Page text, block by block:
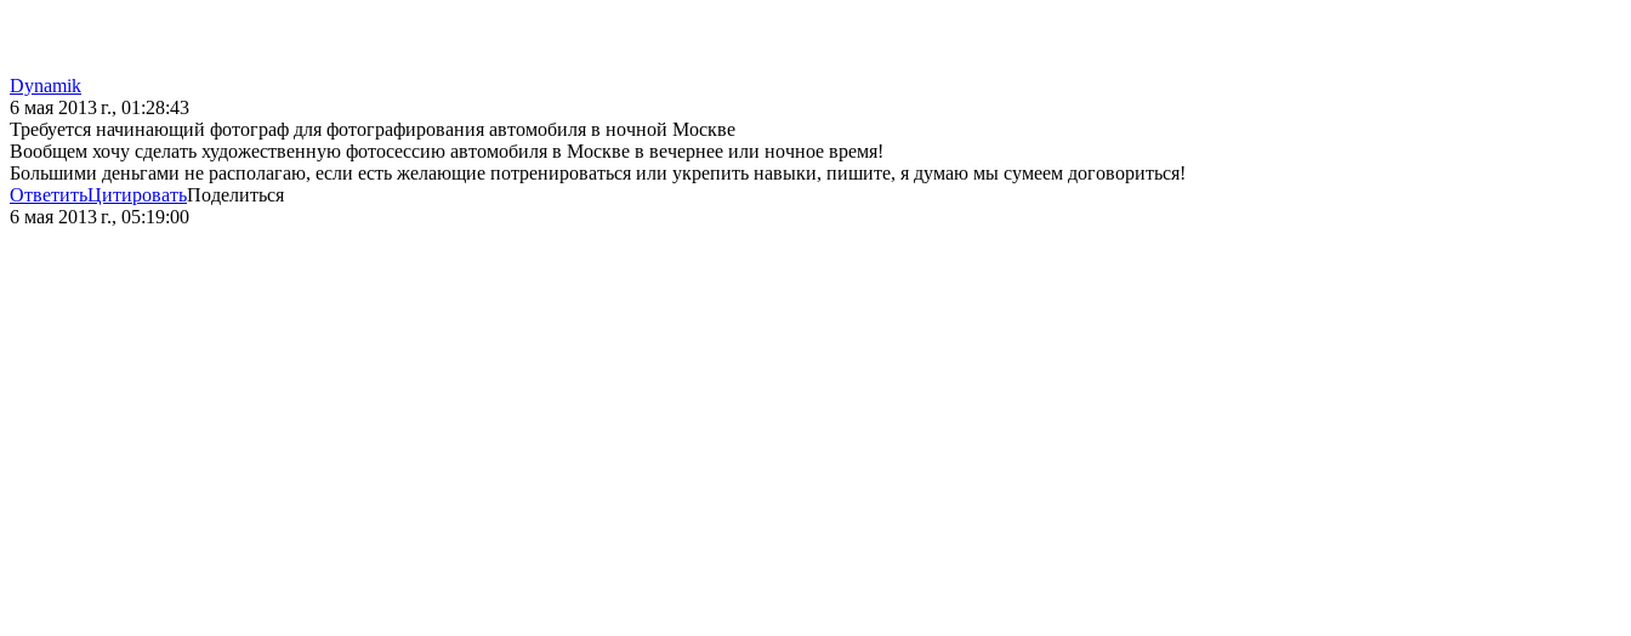
Dynamik
6 мая 2013 г., 01:28:43
Требуется начинающий фотограф для фотографирования автомобиля в ночной Москве
Вообщем хочу сделать художественную фотосессию автомобиля в Москве в вечернее или ночное время!
Большими деньгами не располагаю, если есть желающие потренироваться или укрепить навыки, пишите, я думаю мы сумеем договориться!
ОтветитьЦитироватьПоделиться
6 мая 2013 г., 05:19:00